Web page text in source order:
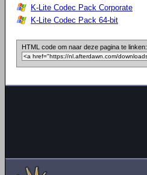
K-Lite Codec Pack Corporate
K-Lite Codec Pack 64-bit
HTML code om naar deze pagina te linken: